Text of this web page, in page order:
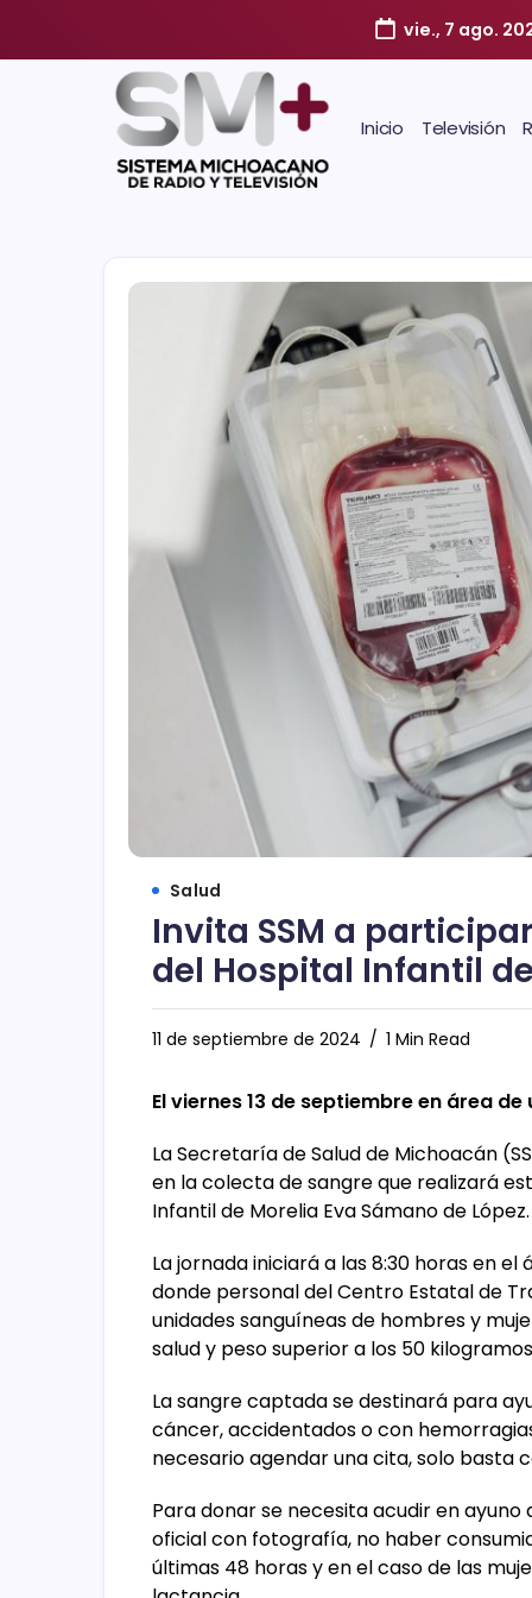
vie., 7 ago.
Inicio Televisión
Salud
Invita SSM a
del Hospital Infantil
11 de septiembre de 2024 1 Min Read
El viernes 13 de septiembre en área
La Secretaría de Salud de Michoacán
en la colecta de sangre que realizará
Infantil de Morelia Eva Sámano de López.
La jornada iniciará a las 8:30 horas en
donde personal del Centro Estatal de
unidades sanguíneas de hombres y
salud y peso superior a los 50
La sangre captada se destinará para
cáncer, accidentados o con
necesario agendar una cita, solo basta
Para donar se necesita acudir en
oficial con fotografía, no haber
últimas 48 horas y en el caso de las